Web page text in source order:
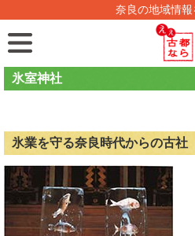
奈良の地域情報
氷室神社
氷業を守る奈良時代からの古社